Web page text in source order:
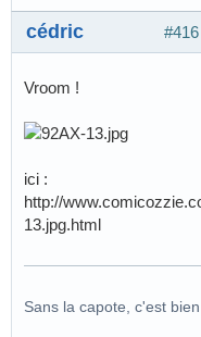
#416
cédric
Vroom !
ici :
http://
13.jpg.html
Sans la capote, c'est